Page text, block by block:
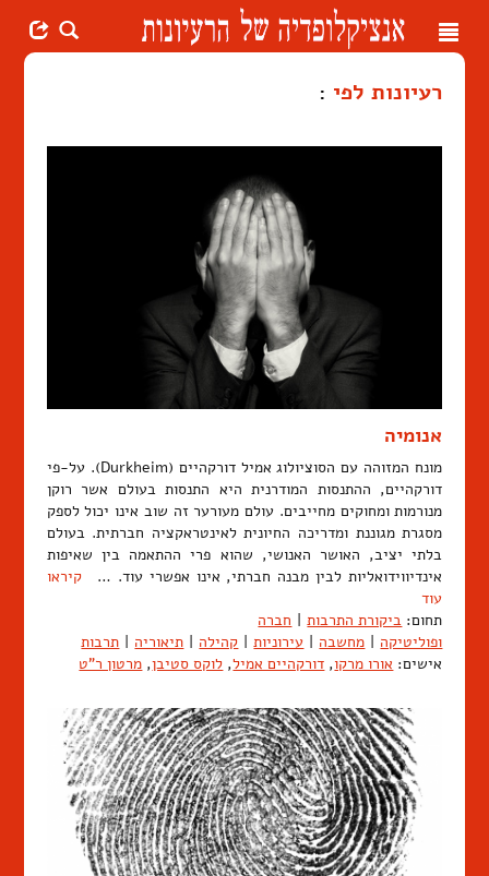
Toggle
רעיונות לפי :
אנומיה
מונח המזוהה עם הסוציולוג אמיל דורקהיים (Durkheim). על-פי
דורקהיים, ההתנסות המודרנית היא התנסות בעולם אשר רוקן
מנורמות ומחוקים מחייבים. עולם מעורער זה שוב אינו יכול לספק
מסגרת מגוננת ומדריכה החיונית לאינטראקציה חברתית. בעולם
בלתי יציב, האושר האנושי, שהוא פרי ההתאמה בין שאיפות
אינדיווידואליות לבין מבנה חברתי, אינו אפשרי עוד. …קיראו
עוד
תחום: ביקורת התרבות | חברה
ופוליטיקה | מחשבה | עירוניות | קהילה | תיאוריה | תרבות
אישים: אורו מרקו, דורקהיים אמיל, לוקס סטיבן, מרטון ר"ט